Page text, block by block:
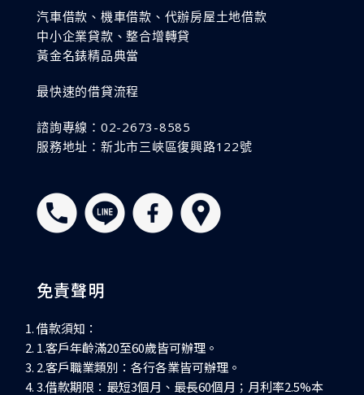
汽車借款、機車借款、代辦房屋土地借款
中小企業貸款、整合增轉貸
黃金名錶精品典當
最快速的借貸流程
諮詢專線：02-2673-8585
服務地址：新北市三峽區復興路122號
免責聲明
借款須知：
1.客戶年齡滿20至60歲皆可辦理。
2.客戶職業類別：各行各業皆可辦理。
3.借款期限：最短3個月、最長60個月；月利率2.5%本